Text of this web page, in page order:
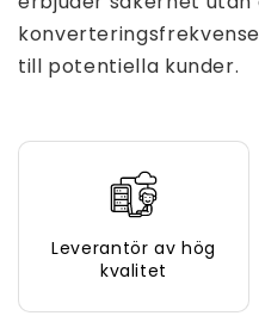
till potentiella kunder.
Leverantör av hög
kvalitet